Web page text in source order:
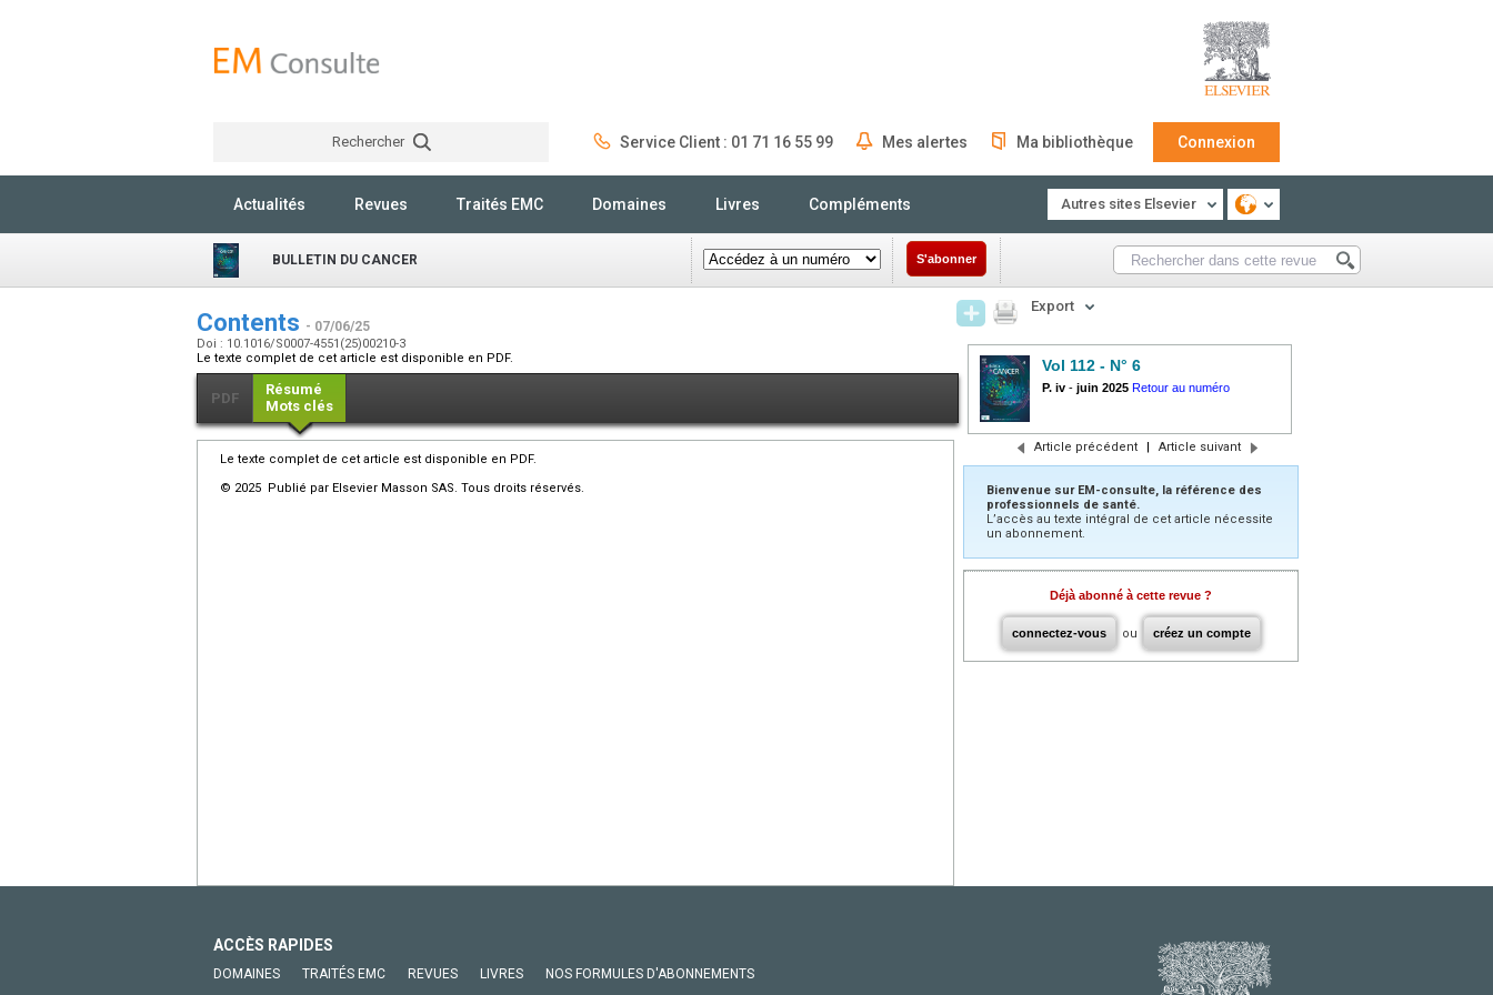
Rechercher Service Client : 01 71 16 55 99 Mes alertes Ma bibliothèque Connexion
Actualités Revues Traités EMC Domaines Livres Compléments Autres sites Elsevier
BULLETIN DU CANCER S'abonner
Contents - 07/06/25
Doi : 10.1016/S0007-4551(25)00210-3
Le texte complet de cet article est disponible en PDF.
PDF
Résumé
Mots clés
Le texte complet de cet article est disponible en PDF.
© 2025 Publié par Elsevier Masson SAS. Tous droits réservés.
Export
Vol 112 - N° 6
P. iv - juin 2025 Retour au numéro
Article précédent | Article suivant
Bienvenue sur EM-consulte, la référence des
professionnels de santé.
L’accès au texte intégral de cet article nécessite
un abonnement.
Déjà abonné à cette revue ?
connectez-vous ou créez un compte
ACCÈS RAPIDES
DOMAINES TRAITÉS EMC REVUES LIVRES NOS FORMULES D'ABONNEMENTS